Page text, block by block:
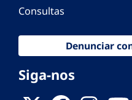
Consultas
Denunciar
Siga-nos